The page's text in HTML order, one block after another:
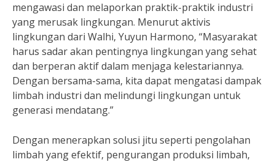
mengawasi dan melaporkan praktik-praktik industri
yang merusak lingkungan. Menurut aktivis
lingkungan dari Walhi, Yuyun Harmono, “Masyarakat
harus sadar akan pentingnya lingkungan yang sehat
dan berperan aktif dalam menjaga kelestariannya.
Dengan bersama-sama, kita dapat mengatasi dampak
limbah industri dan melindungi lingkungan untuk
generasi mendatang.”
Dengan menerapkan solusi jitu seperti pengolahan
limbah yang efektif, pengurangan produksi limbah,